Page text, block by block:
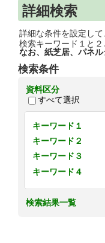
詳細検索
詳細な条件を設定して
検索キーワード１と
なお、紙芝居、パネ
検索条件
資料区分
すべて選択
キーワード１
キーワード２
キーワード３
キーワード４
検索結果一覧